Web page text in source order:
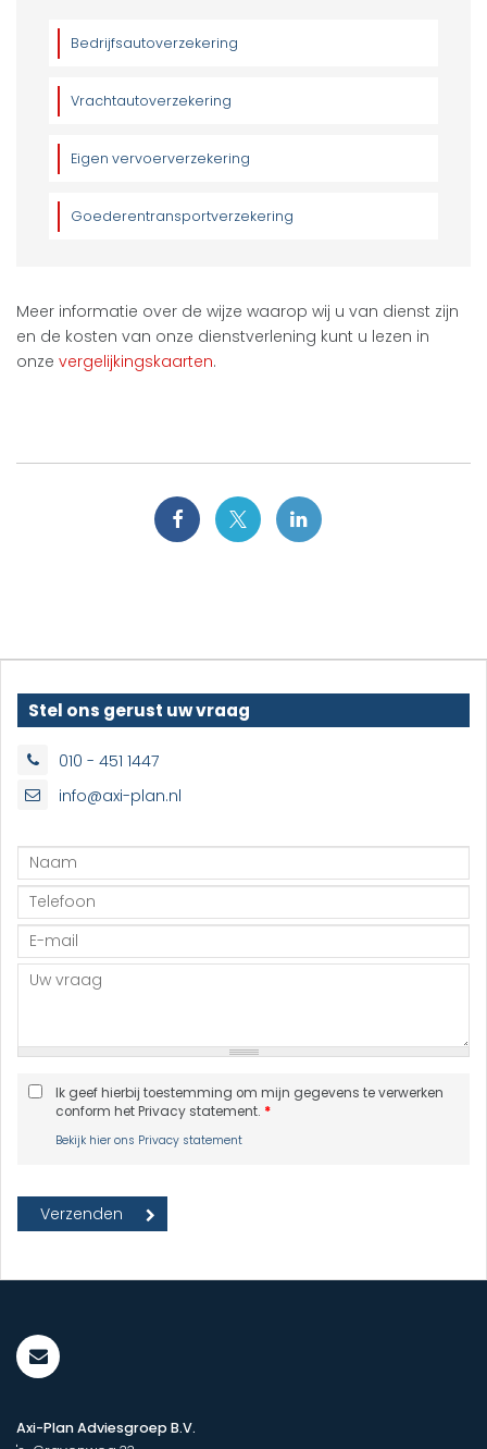
Bedrijfsautoverzekering
Vrachtautoverzekering
Eigen vervoerverzekering
Goederentransportverzekering
Meer informatie over de wijze waarop wij u van dienst zijn
en de kosten van onze dienstverlening kunt u lezen in
onze vergelijkingskaarten.
Stel ons gerust uw vraag
010 - 451 1447
info@axi-plan.nl
Ik geef hierbij toestemming om mijn gegevens te verwerken
conform het Privacy statement. *
Bekijk hier ons Privacy statement
Axi-Plan Adviesgroep B.V.